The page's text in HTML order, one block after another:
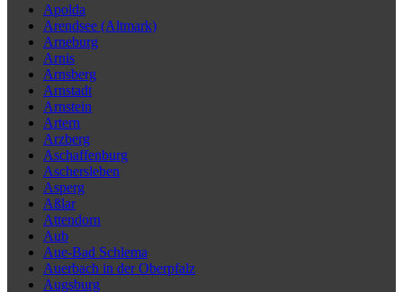
Apolda
Arendsee (Altmark)
Arneburg
Arnis
Arnsberg
Arnstadt
Arnstein
Artern
Arzberg
Aschaffenburg
Aschersleben
Asperg
Aßlar
Attendorn
Aub
Aue-Bad Schlema
Auerbach in der Oberpfalz
Augsburg